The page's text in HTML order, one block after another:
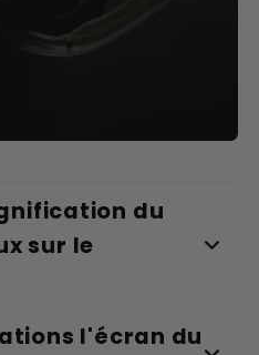
du
sur le
l'écran du